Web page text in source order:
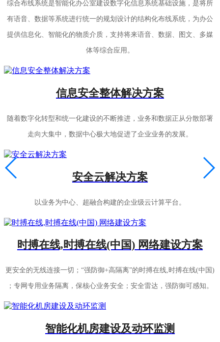
综合布线系统是智能化办公室建设数字化信息系统基础设施，是将所
有语音、数据等系统进行统一的规划设计的结构化布线系统，为办公
提供信息化、智能化的物质介质，支持将来语音、数据、图文、多媒
体等综合应用。
信息安全整体解决方案
随着数字化转型和统一化建设的不断推进，业务和数据正从分散部署
走向大集中，数据中心极大地促进了企业业务的发展。
安全云解决方案
以业务为中心、超融合构建的企业级云计算平台。
时搏在线,时搏在线(中国) 网络建设方案
更安全的无线连接一切；“强防御+高隔离”的时搏在线,时搏在线(中国)
；专网专用业务隔离，保核心业务安全；安全雷达，强防御可感知。
智能化机房建设及动环监测